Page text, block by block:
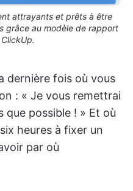
attrayants et prêts à être
grâce au modèle de rapport
dernière fois où vous
: « Je vous remettrai
possible ! » Et où
heures à fixer un
par où